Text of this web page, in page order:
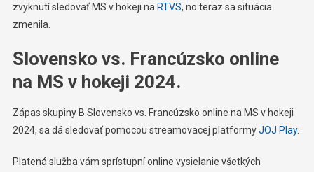
zvyknutí sledovať MS v hokeji na RTVS, no teraz sa situácia
zmenila.
Slovensko vs. Francúzsko online
na MS v hokeji 2024.
Zápas skupiny B Slovensko vs. Francúzsko online na MS v hokeji
2024, sa dá sledovať pomocou streamovacej platformyJOJ Play.
Platená služba vám sprístupní online vysielanie všetkých